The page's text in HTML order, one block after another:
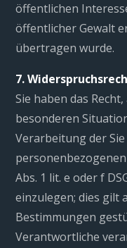
öffentlichen
öffentlicher Gewalt
übertragen wurde.
7.
Sie haben das
besonderen
Verarbeitung der
Abs. 1 lit. e oder f
einzulegen; dies gilt
Bestimmungen
Verantwortliche